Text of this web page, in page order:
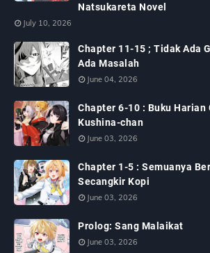
Natsukareta Novel
July 10, 2026
Chapter 11-15 ; Tidak Ada
Ada Masalah
June 04, 2026
Chapter 6-10 : Buku Harian
Kushina-chan
June 03, 2026
Chapter 1-5 : Semuanya
Secangkir Kopi
June 03, 2026
Prolog: Sang Malaikat
June 03, 2026